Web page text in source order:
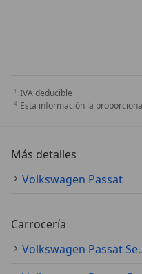
IVA deducible
Esta información la
Más detalles
Volkswagen Passat
Carrocería